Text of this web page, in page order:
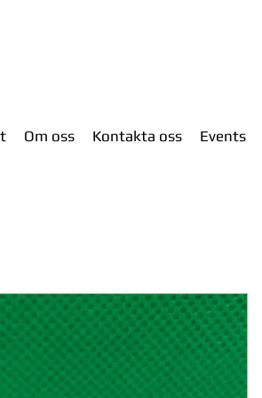
Om oss Kontakta oss Events